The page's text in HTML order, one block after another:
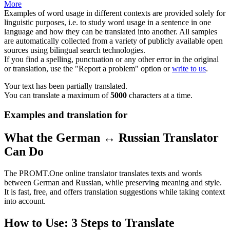
More
Examples of word usage in different contexts are provided solely for
linguistic purposes, i.e. to study word usage in a sentence in one
language and how they can be translated into another. All samples
are automatically collected from a variety of publicly available open
sources using bilingual search technologies.
If you find a spelling, punctuation or any other error in the original
or translation, use the "Report a problem" option orwrite to us.
Your text has been partially translated.
You can translate a maximum of5000 characters at a time.
Examples and translation for
What the German ↔ Russian Translator
Can Do
The PROMT.One online translator translates texts and words
between German and Russian, while preserving meaning and style.
It is fast, free, and offers translation suggestions while taking context
into account.
How to Use: 3 Steps to Translate